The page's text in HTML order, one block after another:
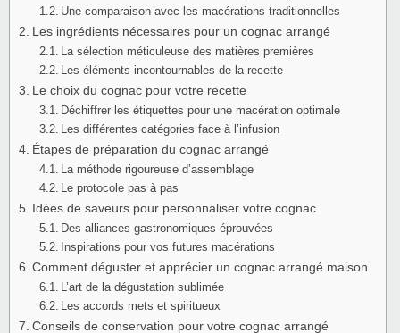
Une comparaison avec les macérations traditionnelles
Les ingrédients nécessaires pour un cognac arrangé
La sélection méticuleuse des matières premières
Les éléments incontournables de la recette
Le choix du cognac pour votre recette
Déchiffrer les étiquettes pour une macération optimale
Les différentes catégories face à l’infusion
Étapes de préparation du cognac arrangé
La méthode rigoureuse d’assemblage
Le protocole pas à pas
Idées de saveurs pour personnaliser votre cognac
Des alliances gastronomiques éprouvées
Inspirations pour vos futures macérations
Comment déguster et apprécier un cognac arrangé maison
L’art de la dégustation sublimée
Les accords mets et spiritueux
Conseils de conservation pour votre cognac arrangé